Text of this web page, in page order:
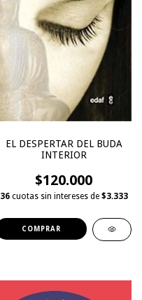
EL DESPERTAR DEL BUDA
INTERIOR
$120.000
36 cuotas sin intereses de $3.333